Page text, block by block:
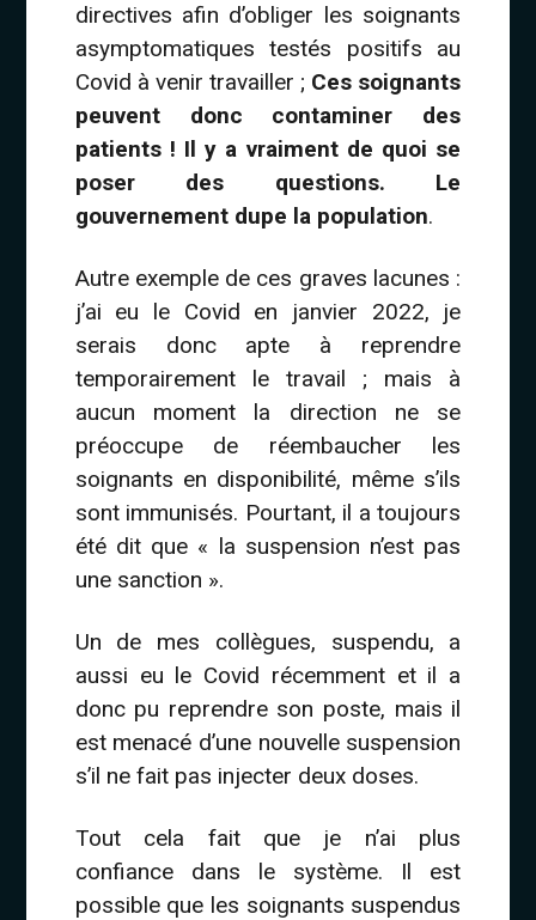
directives afin d’obliger les soignants
asymptomatiques testés positifs au
Covid à venir travailler ; Ces soignants
peuvent donc contaminer des
patients ! Il y a vraiment de quoi se
poser des questions. Le
gouvernement dupe la population.
Autre exemple de ces graves lacunes :
j’ai eu le Covid en janvier 2022, je
serais donc apte à reprendre
temporairement le travail ; mais à
aucun moment la direction ne se
préoccupe de réembaucher les
soignants en disponibilité, même s’ils
sont immunisés. Pourtant, il a toujours
été dit que « la suspension n’est pas
une sanction ».
Un de mes collègues, suspendu, a
aussi eu le Covid récemment et il a
donc pu reprendre son poste, mais il
est menacé d’une nouvelle suspension
s’il ne fait pas injecter deux doses.
Tout cela fait que je n’ai plus
confiance dans le système. Il est
possible que les soignants suspendus